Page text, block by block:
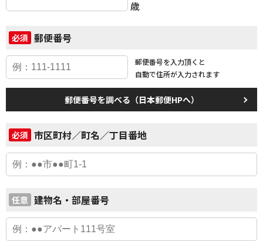
歳
必須 郵便番号
郵便番号を入力頂くと
自動で住所が入力されます
郵便番号を調べる（日本郵便HPへ）
必須 市区町村／町名／丁目番地
任意 建物名・部屋番号